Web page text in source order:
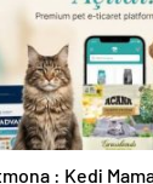
: Kedi